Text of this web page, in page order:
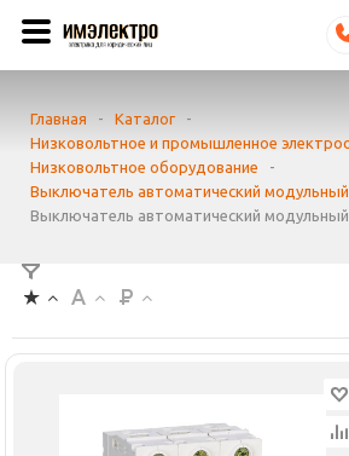
Главная - Каталог
-
Низковольтное и промышленное
Низковольтное оборудование
-
Выключатель автоматический модульный
Выключатель автоматический модульный